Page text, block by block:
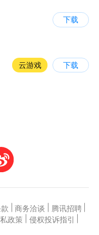
下载
云游戏 下载
商务洽谈 腾讯招聘
政策 侵权投诉指引